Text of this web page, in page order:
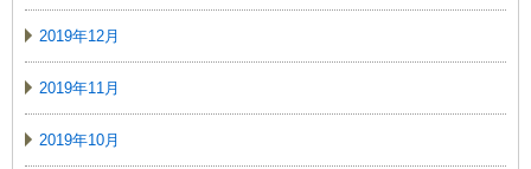
2019年12月
2019年11月
2019年10月